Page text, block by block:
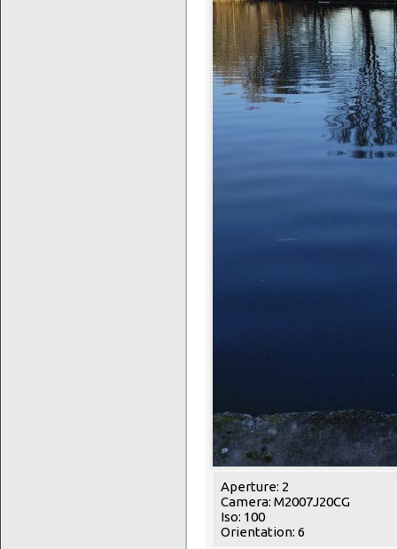
Aperture: 2
Camera: M2007J20CG
Iso: 100
Orientation: 6